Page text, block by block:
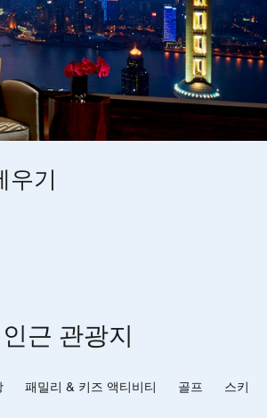
기
인근 관광지
패밀리 & 키즈 액티비티 골프 스키